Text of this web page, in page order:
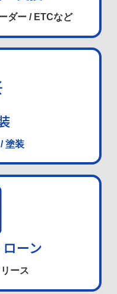
ダー / ETCなど
塗装
ーン
ース